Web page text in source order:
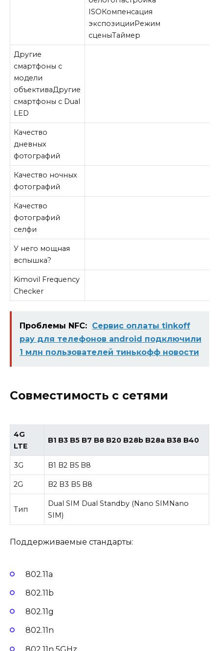
ISOКомпенсация
экспозицииРежим
сценыТаймер
Другие
смартфоны с
модели
объективаДругие
смартфоны с Dual
LED
Качество
дневных
фотографий
Качество ночных
фотографий
Качество
фотографий
селфи
У него мощная
вспышка?
Kimovil Frequency
Checker
Проблемы NFC: Сервис оплаты tinkoff
pay для телефонов android подключили
1 млн пользователей тинькофф новости
Совместимость с сетями
4G
LTE
B1 B3 B5 B7 B8 B20 B28b B28a B38 B40
3G B1 B2 B5 B8
2G B2 B3 B5 B8
Тип
Dual SIM Dual Standby (Nano SIMNano
SIM)
Поддерживаемые стандарты:
802.11a
802.11b
802.11g
802.11n
802.11n 5GHz